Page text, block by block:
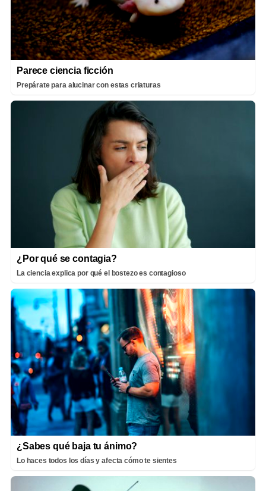
Parece ciencia ficción
Prepárate para alucinar con estas criaturas
¿Por qué se contagia?
La ciencia explica por qué el bostezo es contagioso
¿Sabes qué baja tu ánimo?
Lo haces todos los días y afecta cómo te sientes